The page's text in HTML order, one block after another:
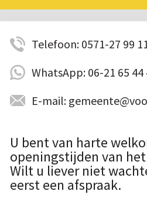
Telefoon: 0571-27 99
WhatsApp: 06-21 65 44
E-mail:
U bent van harte
openingstijden van
Wilt u liever niet
eerst een afspraak.